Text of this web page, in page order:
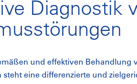
Diagnostik
und effektiven Behandlung
eine differenzierte und